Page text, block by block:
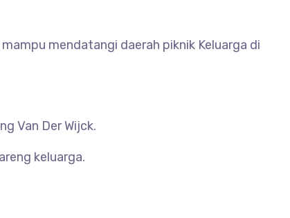
mendatangi daerah piknik Keluarga di
Van Der Wijck.
keluarga.